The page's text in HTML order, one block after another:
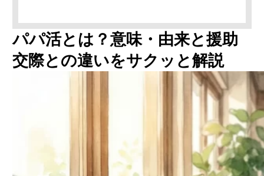
パパ活の定義と「パパ活」という言葉の由来
援助交際との3つの決定的な違い
男性はなぜお金を払う？パパ活男性のリアル
な心理
3：ショッピング・お出かけデート
4：旅行・お泊まりデート
5：オンラインデート（メッセージ・通話）
6：大人の関係ありのデート
7：定期契約（月極）
パパ活とは？意味・由来と援助
交際との違いをサクッと解説